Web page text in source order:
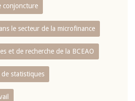
conjoncture
le secteur de la microfinance
et de recherche de la BCEAO
statistiques